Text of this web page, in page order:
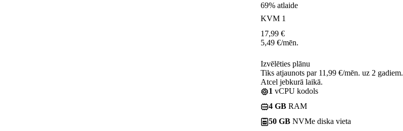
69% atlaide
KVM 1
17,99 €
5,49 €/mēn.
Izvēlēties plānu
Tiks atjaunots par 11,99 €/mēn. uz 2 gadiem.
Atcel jebkurā laikā.
1 vCPU kodols
4 GB RAM
50 GB NVMe diska vieta